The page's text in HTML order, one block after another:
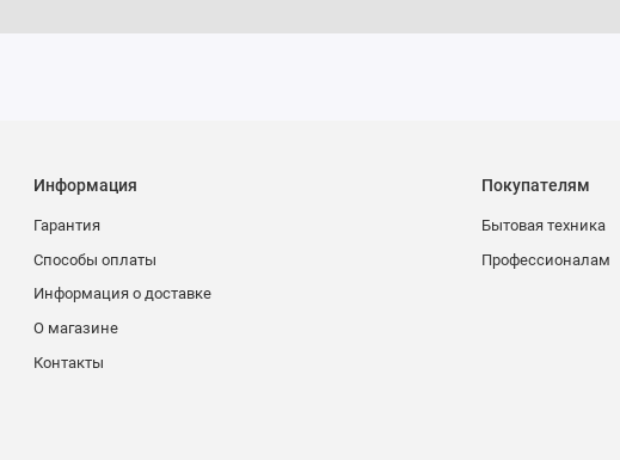
Информация
Гарантия
Способы оплаты
Информация о доставке
О магазине
Контакты
Покупателям
Бытовая техника
Профессионалам